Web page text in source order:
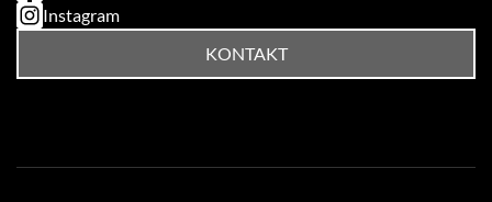
Instagram
KONTAKT